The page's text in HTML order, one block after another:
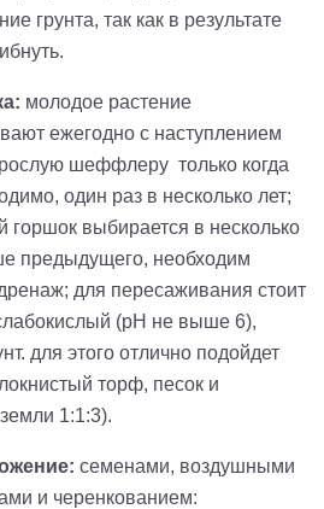
грунта, так как в результате
молодое растение
ежегодно с наступлением
шеффлеру только когда
один раз в несколько лет;
горшок выбирается в несколько
предыдущего, необходим
для пересаживания стоит
(рН не выше 6),
для этого отлично подойдет
торф, песок и
1:1:3).
семенами, воздушными
и черенкованием: